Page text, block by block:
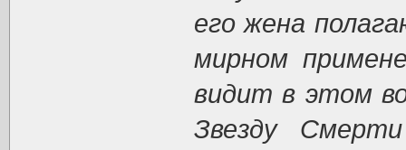
его жена
мирном
видит в этом
Звезду